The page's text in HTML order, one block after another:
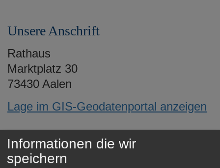
Unsere Anschrift
Rathaus
Marktplatz 30
73430 Aalen
Lage im GIS-Geodatenportal anzeigen
Öffnungszeiten
Informationen die wir
speichern